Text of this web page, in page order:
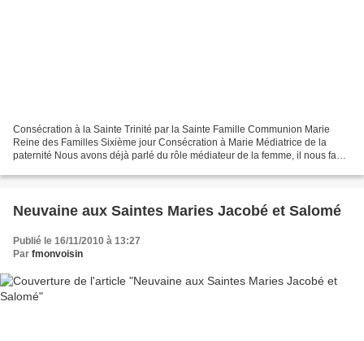
Consécration à la Sainte Trinité par la Sainte Famille Communion Marie
Reine des Familles Sixième jour Consécration à Marie Médiatrice de la
paternité Nous avons déjà parlé du rôle médiateur de la femme, il nous faut
Neuvaine aux Saintes Maries Jacobé et Salomé
Publié le 16/11/2010 à 13:27
Par fmonvoisin